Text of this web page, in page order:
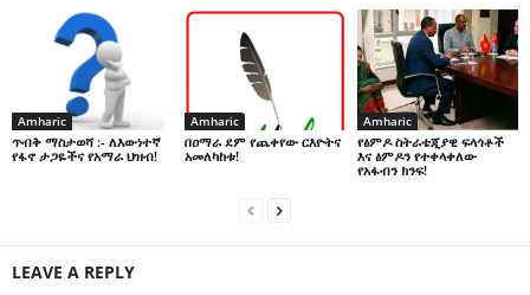
Amharic
ጥብቅ ማስታወሻ :- ለእውነተኛ
የፋኖ ታጋዬችና የአማራ ህዝብ!
Amharic
በዐማራ ደም የጨቀየው ርእዮትና
አመለካከቱ!
Amharic
የፅምዶ ስትራቴጂያዊ ፍላጎቶች
እና ፅምዶን የተቀላቀለው
የአፋብን ክንፍ!
LEAVE A REPLY